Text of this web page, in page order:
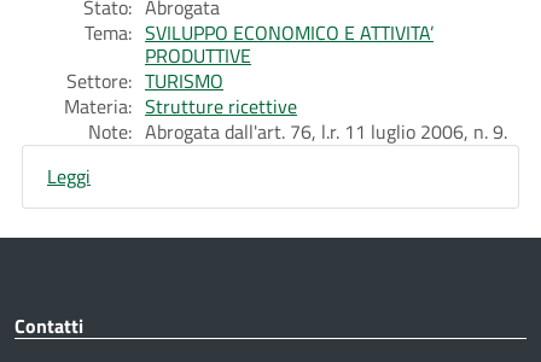
Stato: Abrogata
Tema: SVILUPPO ECONOMICO E ATTIVITA’
PRODUTTIVE
Settore: TURISMO
Materia: Strutture ricettive
Note: Abrogata dall'art. 76, l.r. 11 luglio 2006, n. 9.
Leggi
Contatti